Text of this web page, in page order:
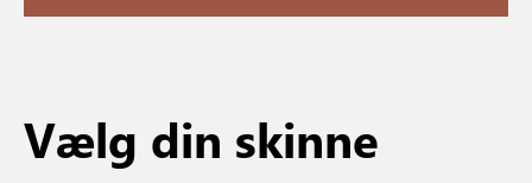
Vælg din skinne